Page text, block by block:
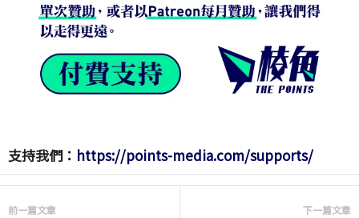
支持我們： https://points-media.com/supports/
前一篇文章 下一篇文章